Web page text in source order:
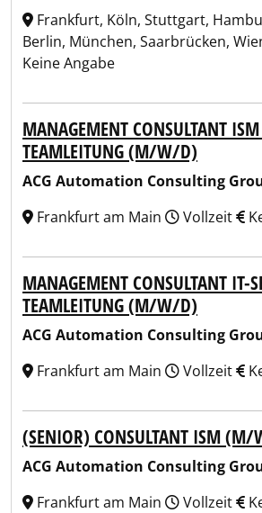
Frankfurt, Köln, Stuttgart,
Berlin, München, Saarbrücken,
Keine Angabe
MANAGEMENT CONSULTANT
TEAMLEITUNG (M/W/D)
ACG Automation Consulting
Frankfurt am Main
Vollzeit
MANAGEMENT CONSULTANT IT-
TEAMLEITUNG (M/W/D)
ACG Automation Consulting
Frankfurt am Main
Vollzeit
(SENIOR) CONSULTANT ISM
ACG Automation Consulting
Frankfurt am Main
Vollzeit